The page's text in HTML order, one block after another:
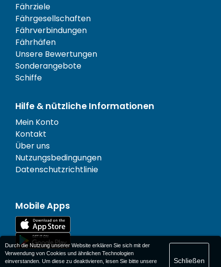
Fährziele
Fährgesellschaften
Fährverbindungen
Fährhäfen
Unsere Bewertungen
Sonderangebote
Schiffe
Hilfe & nützliche Informationen
Mein Konto
Kontakt
Über uns
Nutzungsbedingungen
Datenschutzrichtlinie
Mobile Apps
Durch die Nutzung unserer Website erklären Sie sich mit der
Verwendung von Cookies und ähnlichen Technologien
einverstanden. Um diese zu deaktivieren, lesen Sie bitte unsere
Schließen